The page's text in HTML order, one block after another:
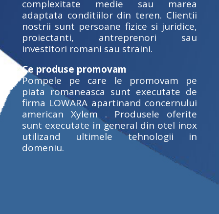
complexitate medie sau marea
adaptata conditiilor din teren. Clientii
nostrii sunt persoane fizice si juridice,
proiectanti, antreprenori sau
investitori romani sau straini.
Ce produse promovam
Pompele pe care le promovam pe
piata romaneasca sunt executate de
firma LOWARA apartinand concernului
american Xylem . Produsele oferite
sunt executate in general din otel inox
utilizand ultimele tehnologii in
domeniu.